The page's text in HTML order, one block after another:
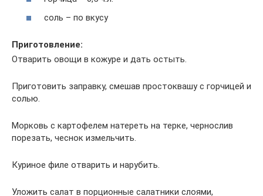
соль – по вкусу
Приготовление:
Отварить овощи в кожуре и дать остыть.
Приготовить заправку, смешав простоквашу с горчицей и
солью.
Морковь с картофелем натереть на терке, чернослив
порезать, чеснок измельчить.
Куриное филе отварить и нарубить.
Уложить салат в порционные салатники слоями,